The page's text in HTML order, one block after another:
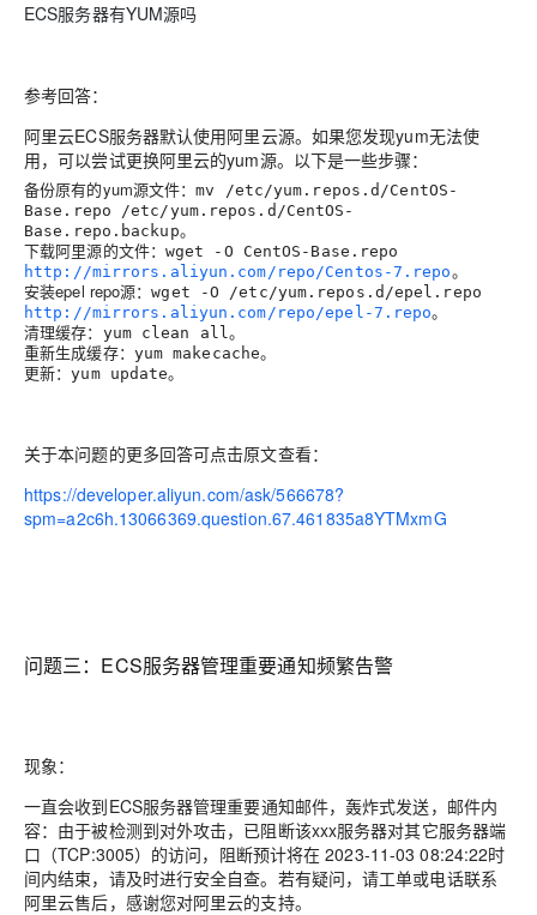
ECS服务器有YUM源吗
参考回答：
阿里云ECS服务器默认使用阿里云源。如果您发现yum无法使
用，可以尝试更换阿里云的yum源。以下是一些步骤：
备份原有的yum源文件：mv /etc/yum.repos.d/CentOS-
Base.repo /etc/yum.repos.d/CentOS-
Base.repo.backup。
下载阿里源的文件： wget -O CentOS-Base.repo
http://mirrors.aliyun.com/repo/Centos-7.repo。
安装epel repo源：wget -O /etc/yum.repos.d/epel.repo
http://mirrors.aliyun.com/repo/epel-7.repo。
清理缓存：
yum clean all。
重新生成缓存： yum makecache。
更新：yum update。
关于本问题的更多回答可点击原文查看：
https://developer.aliyun.com/ask/566678?
spm=a2c6h.13066369.question.67.461835a8YTMxmG
问题三： ECS服务器管理重要通知频繁告警
现象：
一直会收到ECS服务器管理重要通知邮件，轰炸式发送，邮件内
容：由于被检测到对外攻击，已阻断该xxx服务器对其它服务器端
口（TCP:3005）的访问，阻断预计将在 2023-11-03 08:24:22时
间内结束，请及时进行安全自查。若有疑问，请工单或电话联系
阿里云售后，感谢您对阿里云的支持。